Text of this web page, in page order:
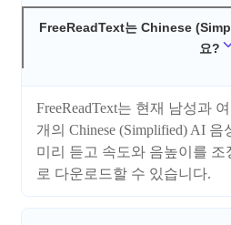
FreeReadText는 Chinese
요?
FreeReadText는 현재 남성과
개의 Chinese (Simplified) AI
미리 듣고 속도와 음높이를 조
로 다운로드할 수 있습니다.